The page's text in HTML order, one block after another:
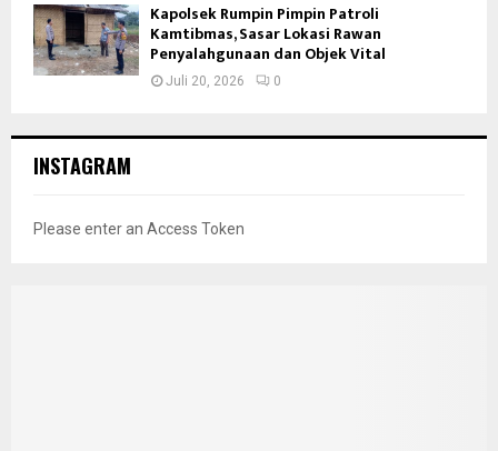
Kapolsek Rumpin Pimpin Patroli
Kamtibmas, Sasar Lokasi Rawan
Penyalahgunaan dan Objek Vital
Juli 20, 2026 0
INSTAGRAM
Please enter an Access Token